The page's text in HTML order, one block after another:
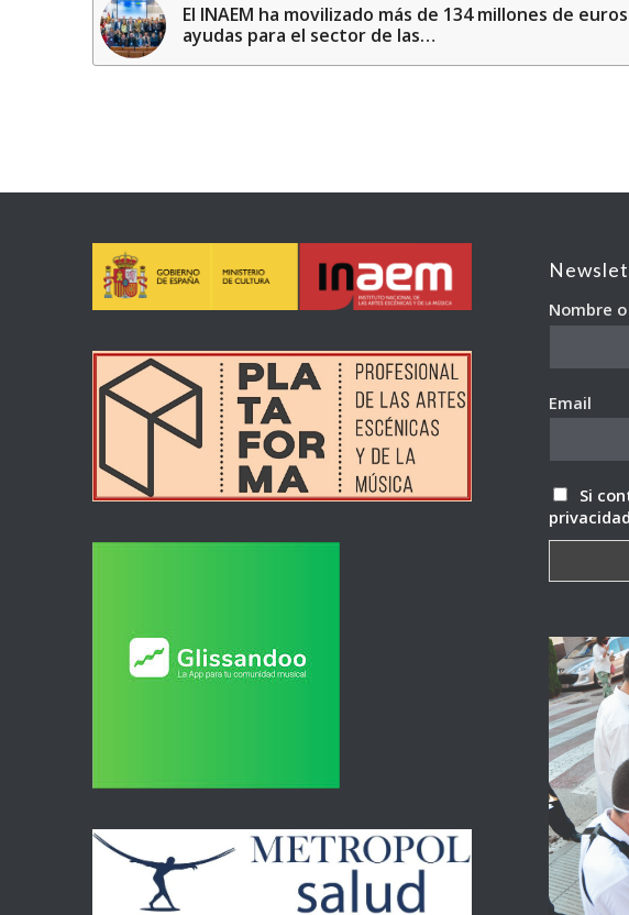
El INAEM ha movilizado más de 134 millones de
ayudas para el sector de las…
Nombre
Email
Si
privacidad